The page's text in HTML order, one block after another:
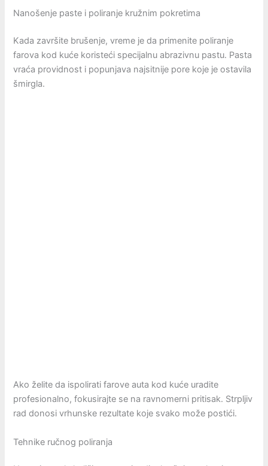
Nanošenje paste i poliranje kružnim pokretima
Kada završite brušenje, vreme je da primenite poliranje
farova kod kuće koristeći specijalnu abrazivnu pastu. Pasta
vraća providnost i popunjava najsitnije pore koje je ostavila
šmirgla.
Ako želite da ispolirati farove auta kod kuće uradite
profesionalno, fokusirajte se na ravnomerni pritisak. Strpljiv
rad donosi vrhunske rezultate koje svako može postići.
Tehnike ručnog poliranja